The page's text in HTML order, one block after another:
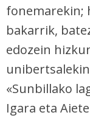
fonemarekin;
bakarrik,
edozein
«Sunbillako
Igara eta